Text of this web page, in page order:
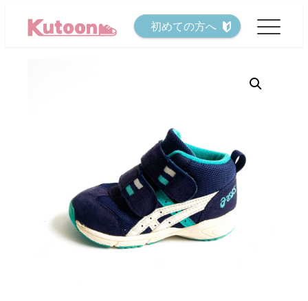
初めての方へ